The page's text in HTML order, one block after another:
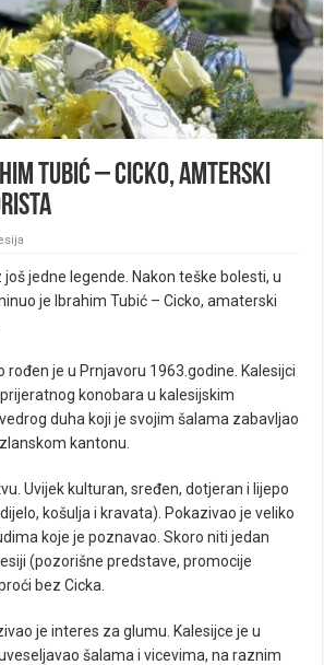
Tubić – Cicko, amterski
još jedne legende. Nakon teške bolesti, u
je Ibrahim Tubić – Cicko, amaterski
rođen je u Prnjavoru 1963.godine. Kalesijci
konobara u kalesijskim
duha koji je svojim šalama zabavljao
kantonu.
Uvijek kulturan, sređen, dotjeran i lijepo
košulja i kravata). Pokazivao je veliko
koje je poznavao. Skoro niti jedan
(pozorišne predstave, promocije
bez Cicka.
je interes za glumu. Kalesijce je u
šalama i vicevima, na raznim